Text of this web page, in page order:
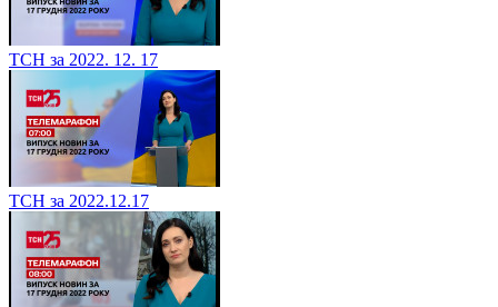
ТСН за 2022. 12. 17
ТСН за 2022.12.17